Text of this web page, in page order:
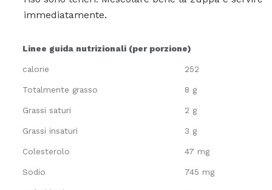
immediatamente.
Linee guida nutrizionali (per porzione)
calorie 252
Totalmente grasso 8 g
Grassi saturi 2 g
Grassi insaturi 3 g
Colesterolo 47 mg
Sodio 745 mg